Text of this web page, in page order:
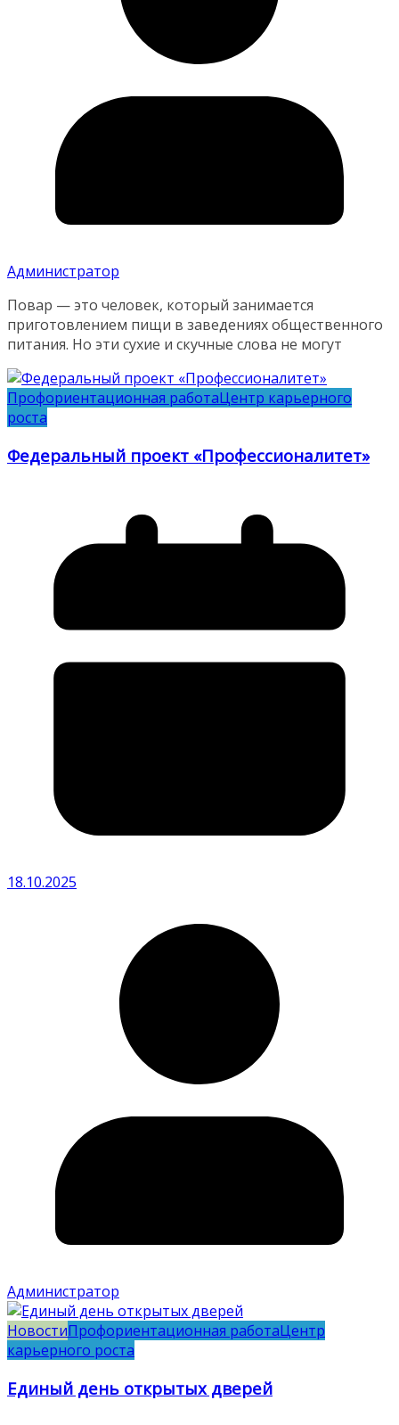
Администратор
Повар — это человек, который занимается
приготовлением пищи в заведениях общественного
питания. Но эти сухие и скучные слова не могут
Профориентационная работаЦентр карьерного
роста
Федеральный проект «Профессионалитет»
18.10.2025
Администратор
НовостиПрофориентационная работаЦентр
карьерного роста
Единый день открытых дверей